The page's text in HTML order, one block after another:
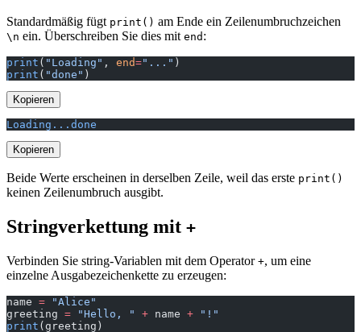
Standardmäßig fügt print() am Ende ein Zeilenumbruchzeichen
\n ein. Überschreiben Sie dies mit end :
print ( "Loading" , end="..." )
print ( "done" )
Kopieren
Loading...done
Kopieren
Beide Werte erscheinen in derselben Zeile, weil das erste print()
keinen Zeilenumbruch ausgibt.
Stringverkettung mit +
Verbinden Sie string-Variablen mit dem Operator +, um eine
einzelne Ausgabezeichenkette zu erzeugen:
name = "Alice"
greeting = "Hello, " + name + "!"
print (greeting)